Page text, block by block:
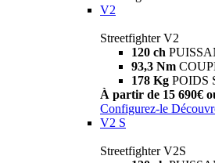
V2
Streetfighter V2
120 ch
93,3 Nm
178 Kg POIDS
À partir de 15 690€
Configurez-le
V2 S
Streetfighter V2S